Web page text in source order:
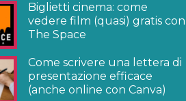
Biglietti cinema: come
vedere film (quasi) gratis con
The Space
Come scrivere una lettera di
presentazione efficace
(anche online con Canva)